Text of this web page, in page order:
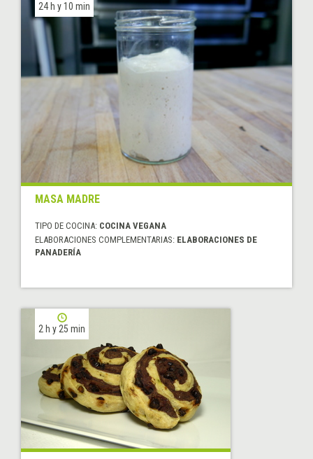
24 h y 10 min
MASA MADRE
TIPO DE COCINA: COCINA VEGANA
ELABORACIONES COMPLEMENTARIAS: ELABORACIONES DE
PANADERÍA
2 h y 25 min